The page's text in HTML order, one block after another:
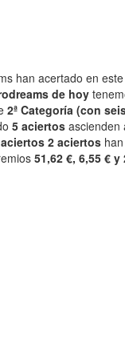
han acertado en
de hoy
2ª Categoría (con
5 aciertos
2 aciertos
51,62 €, 6,55 € y